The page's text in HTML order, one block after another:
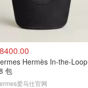
Hermès In-the-Loop
包
爱马仕官网